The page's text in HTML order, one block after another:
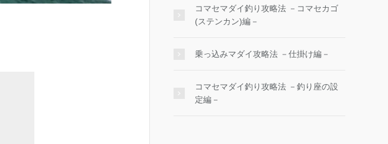
コマセマダイ釣り攻略法 －コマセカゴ
(ステンカン)編－
乗っ込みマダイ攻略法 －仕掛け編－
コマセマダイ釣り攻略法 －釣り座の設
定編－